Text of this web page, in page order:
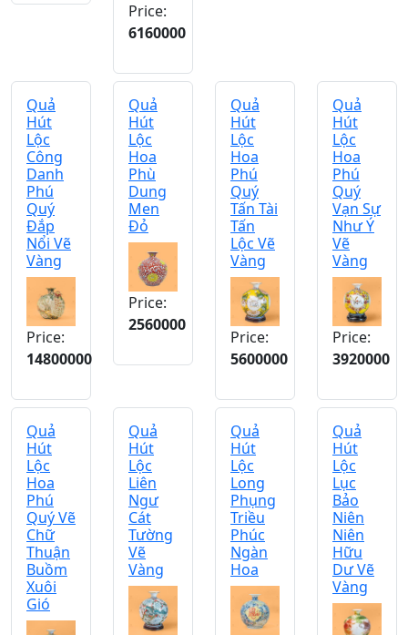
Price:
6160000
Quả
Hút
Lộc
Công
Danh
Phú
Quý
Đắp
Nổi Vẽ
Vàng
Price:
14800000
Quả
Hút
Lộc
Hoa
Phù
Dung
Men
Đỏ
Price:
2560000
Quả
Hút
Lộc
Hoa
Phú
Quý
Tấn Tài
Tấn
Lộc Vẽ
Vàng
Price:
5600000
Quả
Hút
Lộc
Hoa
Phú
Quý
Vạn Sự
Như Ý
Vẽ
Vàng
Price:
3920000
Quả
Hút
Lộc
Hoa
Phú
Quý Vẽ
Chữ
Thuận
Buồm
Xuôi
Gió
Quả
Hút
Lộc
Liên
Ngư
Cát
Tường
Vẽ
Vàng
Quả
Hút
Lộc
Long
Phụng
Triều
Phúc
Ngàn
Hoa
Quả
Hút
Lộc
Lục
Bảo
Niên
Niên
Hữu
Dư Vẽ
Vàng